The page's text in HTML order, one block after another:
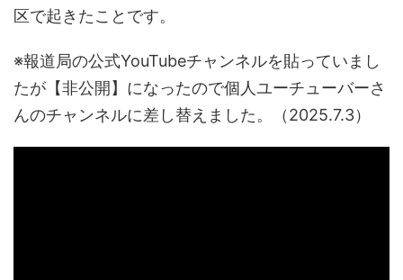
区で起きたことです。
※報道局の公式YouTubeチャンネルを貼っていまし
たが【非公開】になったので個人ユーチューバーさ
んのチャンネルに差し替えました。（2025.7.3）